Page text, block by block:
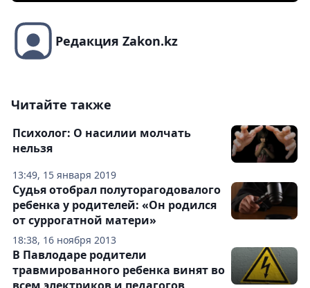
Редакция Zakon.kz
Читайте также
13:49, 15 января 2019
Психолог: О насилии молчать
нельзя
18:38, 16 ноября 2013
Судья отобрал полуторагодовалого
ребенка у родителей: «Он родился
от суррогатной матери»
В Павлодаре родители
травмированного ребенка винят во